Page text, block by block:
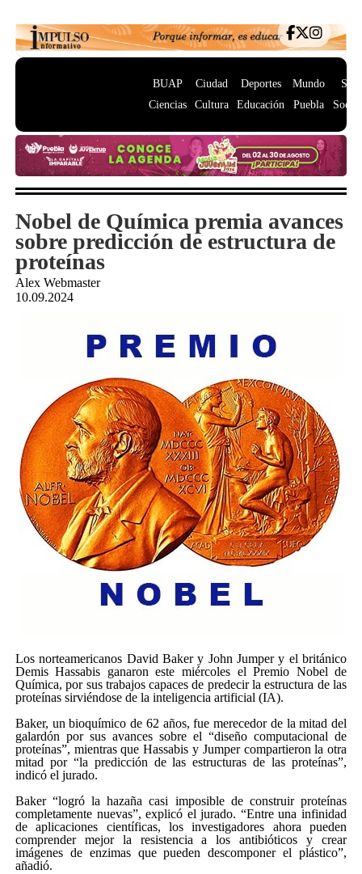
BUAP
Ciencias
Ciudad
Cultura
Deportes
Educación
Mundo
Puebla
Nobel de Química premia avances
sobre predicción de estructura de
proteínas
Alex Webmaster
10.09.2024
Los norteamericanos David Baker y John Jumper y el británico
Demis Hassabis ganaron este miércoles el Premio Nobel de
Química, por sus trabajos capaces de predecir la estructura de las
proteínas sirviéndose de la inteligencia artificial (IA).
Baker, un bioquímico de 62 años, fue merecedor de la mitad del
galardón por sus avances sobre el “diseño computacional de
proteínas”, mientras que Hassabis y Jumper compartieron la otra
mitad por “la predicción de las estructuras de las proteínas”,
indicó el jurado.
Baker “logró la hazaña casi imposible de construir proteínas
completamente nuevas”, explicó el jurado. “Entre una infinidad
de aplicaciones científicas, los investigadores ahora pueden
comprender mejor la resistencia a los antibióticos y crear
imágenes de enzimas que pueden descomponer el plástico”,
añadió.